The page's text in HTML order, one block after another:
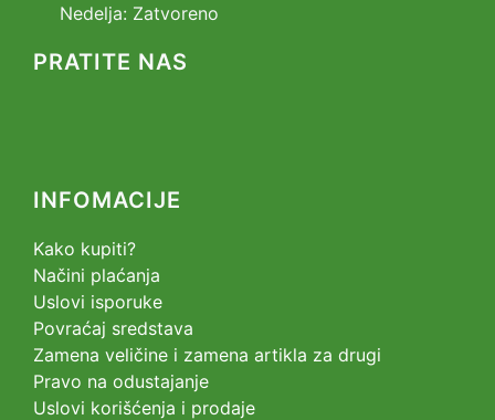
Nedelja: Zatvoreno
PRATITE NAS
INFOMACIJE
Kako kupiti?
Načini plaćanja
Uslovi isporuke
Povraćaj sredstava
Zamena veličine i zamena artikla za drugi
Pravo na odustajanje
Uslovi korišćenja i prodaje